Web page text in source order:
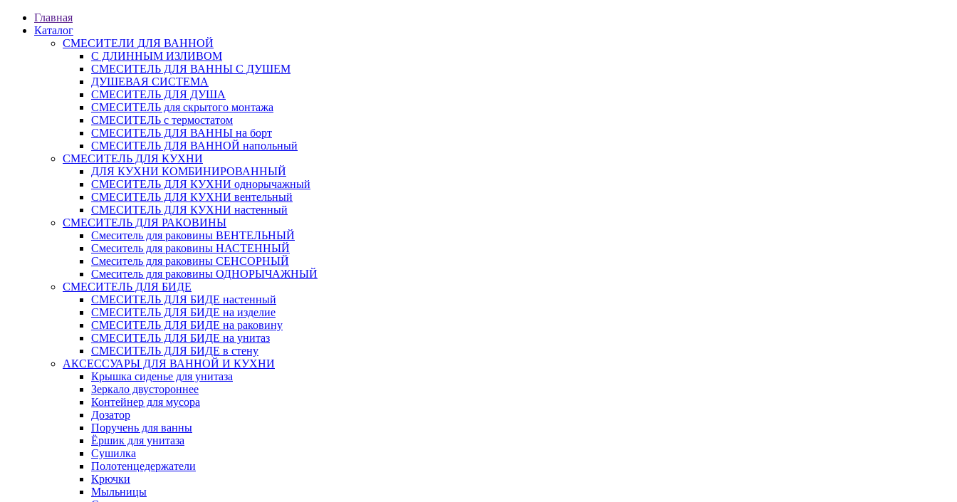
Главная
Каталог
СМЕСИТЕЛИ ДЛЯ ВАННОЙ
С ДЛИННЫМ ИЗЛИВОМ
СМЕСИТЕЛЬ ДЛЯ ВАННЫ С ДУШЕМ
ДУШЕВАЯ СИСТЕМА
СМЕСИТЕЛЬ ДЛЯ ДУША
СМЕСИТЕЛЬ для скрытого монтажа
СМЕСИТЕЛЬ с термостатом
СМЕСИТЕЛЬ ДЛЯ ВАННЫ на борт
СМЕСИТЕЛЬ ДЛЯ ВАННОЙ напольный
СМЕСИТЕЛЬ ДЛЯ КУХНИ
ДЛЯ КУХНИ КОМБИНИРОВАННЫЙ
СМЕСИТЕЛЬ ДЛЯ КУХНИ однорычажный
СМЕСИТЕЛЬ ДЛЯ КУХНИ вентельный
СМЕСИТЕЛЬ ДЛЯ КУХНИ настенный
СМЕСИТЕЛЬ ДЛЯ РАКОВИНЫ
Смеситель для раковины ВЕНТЕЛЬНЫЙ
Смеситель для раковины НАСТЕННЫЙ
Смеситель для раковины СЕНСОРНЫЙ
Смеситель для раковины ОДНОРЫЧАЖНЫЙ
СМЕСИТЕЛЬ ДЛЯ БИДЕ
СМЕСИТЕЛЬ ДЛЯ БИДЕ настенный
СМЕСИТЕЛЬ ДЛЯ БИДЕ на изделие
СМЕСИТЕЛЬ ДЛЯ БИДЕ на раковину
СМЕСИТЕЛЬ ДЛЯ БИДЕ на унитаз
СМЕСИТЕЛЬ ДЛЯ БИДЕ в стену
АКСЕССУАРЫ ДЛЯ ВАННОЙ И КУХНИ
Крышка сиденье для унитаза
Зеркало двустороннее
Контейнер для мусора
Дозатор
Поручень для ванны
Ёршик для унитаза
Сушилка
Полотенцедержатели
Крючки
Мыльницы